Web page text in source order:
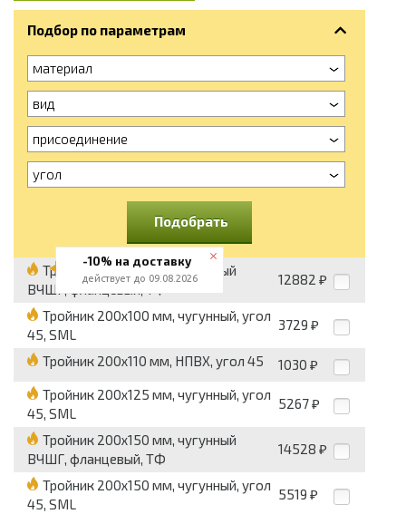
Подбор по параметрам
материал
вид
присоединение
угол
Подобрать
Тройник 200x100 мм, чугунный
ВЧШГ, фланцевый, ТФ
12882 ₽
Тройник 200x100 мм, чугунный, угол
45, SML
3729 ₽
Тройник 200x110 мм, НПВХ, угол 45 1030 ₽
Тройник 200x125 мм, чугунный, угол
45, SML
5267 ₽
Тройник 200x150 мм, чугунный
ВЧШГ, фланцевый, ТФ
14528 ₽
Тройник 200x150 мм, чугунный, угол
45, SML
5519 ₽
-10% на доставку
действует до 09.08.2026